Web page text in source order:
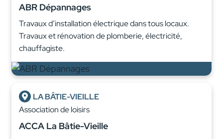
ABR Dépannages
Travaux d’installation électrique dans tous locaux.
Travaux et rénovation de plomberie, électricité,
chauffagiste.
LA BÂTIE-VIEILLE
Association de loisirs
ACCA La Bâtie-Vieille